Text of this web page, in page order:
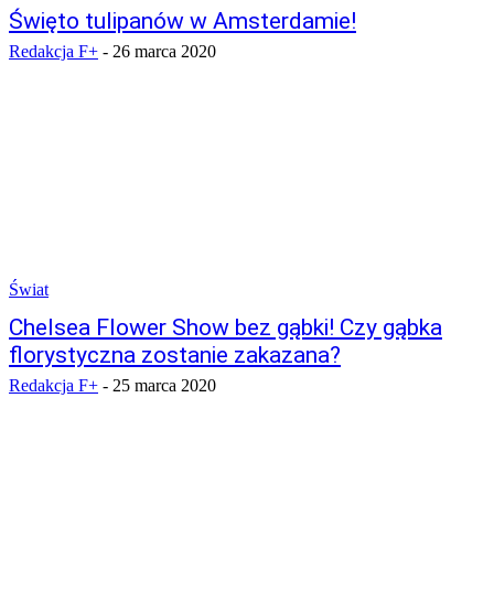
Święto tulipanów w Amsterdamie!
Redakcja F+ - 26 marca 2020
Świat
Chelsea Flower Show bez gąbki! Czy gąbka
florystyczna zostanie zakazana?
Redakcja F+ - 25 marca 2020